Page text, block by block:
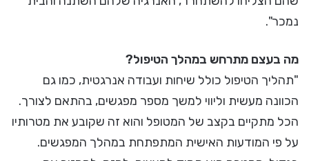
נמכר".
מה בעצם מתרחש במהלך הטיפול?
"תהליך הטיפול כולל שיחות ועבודה אנרגטית, כמו גם
הכוונה מעשית וליווי למשך מספר מפגשים, בהתאם לצורך.
הכל מתקיים בקצב של המטופל והוא זה שקובע את מטרותיו
על פי המודעות האישית המתפתחת במהלך המפגשים.